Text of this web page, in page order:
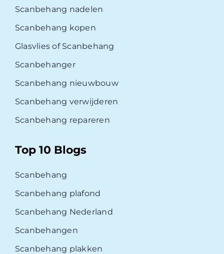
Scanbehang nadelen
Scanbehang kopen
Glasvlies of Scanbehang
Scanbehanger
Scanbehang nieuwbouw
Scanbehang verwijderen
Scanbehang repareren
Top 10 Blogs
Scanbehang
Scanbehang plafond
Scanbehang Nederland
Scanbehangen
Scanbehang plakken